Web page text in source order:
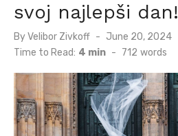
svoj najlepši dan!
ByVelibor Zivkoff
Posted
June 20, 2024
Time to Read: 4 min - 712 words